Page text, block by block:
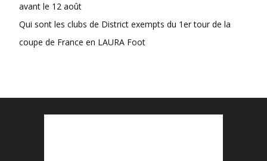
avant le 12 août
Qui sont les clubs de District exempts du 1er tour de la
coupe de France en LAURA Foot